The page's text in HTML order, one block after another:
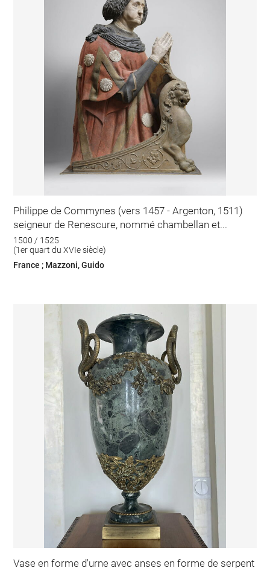
Philippe de Commynes (vers 1457 - Argenton, 1511)
seigneur de Renescure, nommé chambellan et...
1500 / 1525
(1er quart du XVIe siècle)
France ; Mazzoni, Guido
Vase en forme d'urne avec anses en forme de serpent